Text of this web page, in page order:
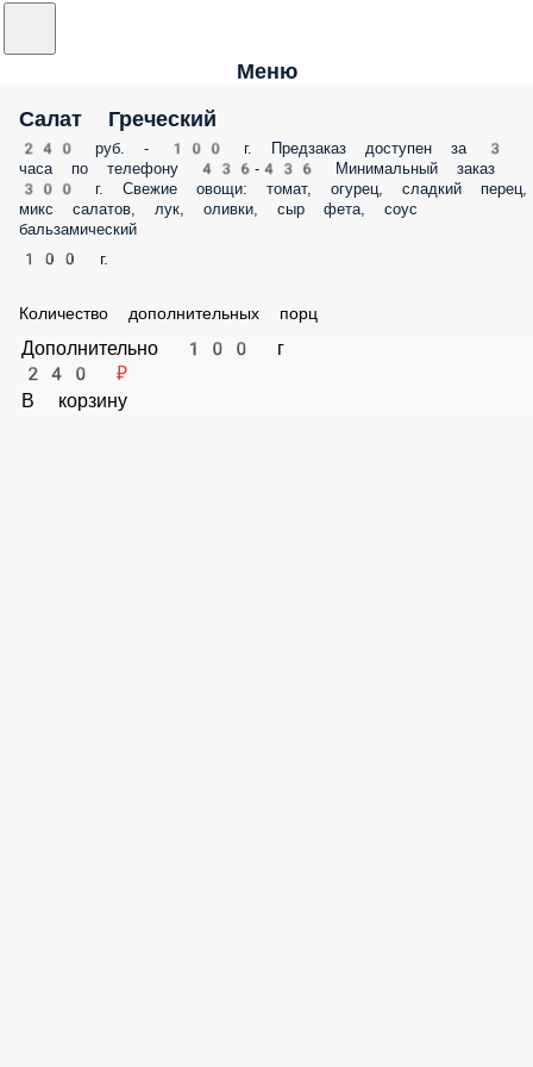
Меню
Салат Греческий
240 руб. - 100 г. Предзаказ доступен за 3 часа по телефону 436-436
Минимальный заказ 300 г. Свежие овощи: томат, огурец, сладкий
перец, микс салатов, лук, оливки, сыр фета, соус бальзамический
100 г.
Количество дополнительных порц
Дополнительно 100 г
240 ₽
В корзину